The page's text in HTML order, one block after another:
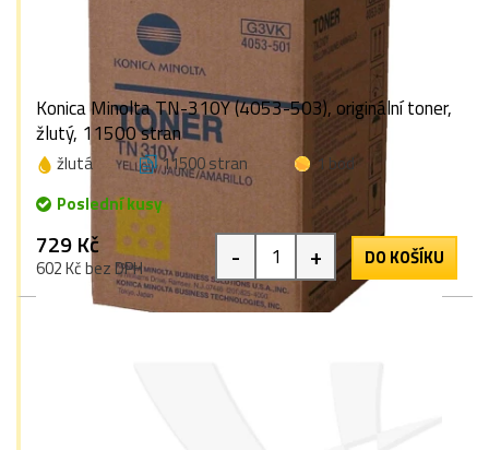
Konica Minolta TN-310Y (4053-503), originální toner,
žlutý, 11500 stran
žlutá 11500 stran
1 bod
Poslední kusy
729 Kč
602 Kč bez DPH - + DO KOŠÍKU